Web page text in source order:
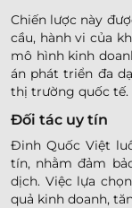
Chiến lược này
cầu, hành vi của
mô hình kinh
án phát triển đa
thị trường quốc tế.
Đối tác uy tín
Đinh Quốc Việt
tín, nhằm đảm
dịch. Việc lựa
quả kinh doanh,